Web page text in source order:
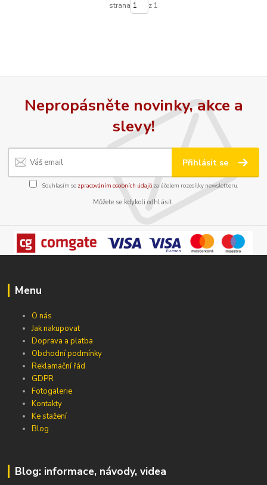
strana z 1
Nepropásněte novinky, akce a
slevy!
Přihlásit se
Souhlasím se zpracováním osobních údajůza účelem rozesílky newsletteru.
Můžete se kdykoli odhlásit.
Menu
O nás
Jak nakupovat
Doprava a platba
Obchodní podmínky
Reklamační řád
GDPR
Fotogalerie
Kontakty
Ke stažení
Blog
Blog: informace, návody, videa